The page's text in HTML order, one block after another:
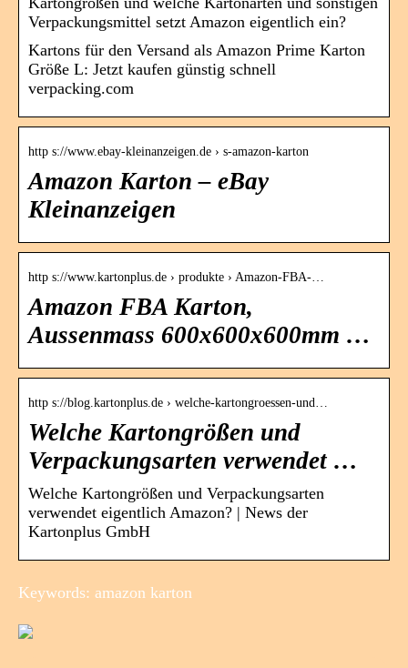
Verpackungsmittel setzt Amazon eigentlich ein?
Kartons für den Versand als Amazon Prime Karton
Größe L: Jetzt kaufen günstig schnell
verpacking.com
http s://www.ebay-kleinanzeigen.de › s-amazon-karton
Amazon Karton – eBay
Kleinanzeigen
http s://www.kartonplus.de › produkte › Amazon-FBA-…
Amazon FBA Karton,
Aussenmass 600x600x600mm …
http s://blog.kartonplus.de › welche-kartongroessen-und…
Welche Kartongrößen und
Verpackungsarten verwendet …
Welche Kartongrößen und Verpackungsarten
verwendet eigentlich Amazon? | News der
Kartonplus GmbH
Keywords: amazon karton